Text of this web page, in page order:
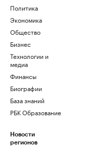
Политика
Экономика
Общество
Бизнес
Технологии и
медиа
Финансы
Биографии
База знаний
РБК Образование
Новости
регионов